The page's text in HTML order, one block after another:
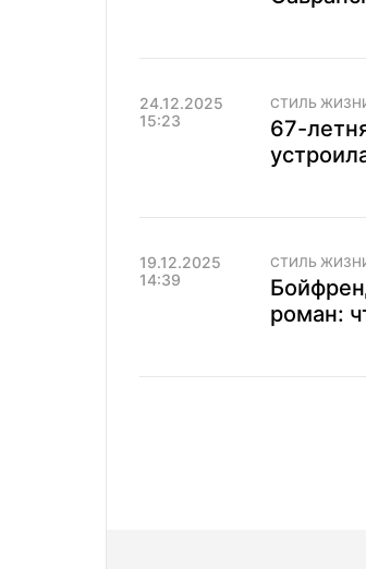
24.12.2025
15:23
СТИЛЬ
67-
19.12.2025
14:39
СТИЛЬ
роман: